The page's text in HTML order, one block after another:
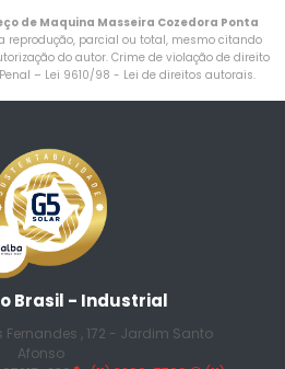
de Maquina Masseira Cozedora Ponta
reprodução, parcial ou total, mesmo citando
do autor. Crime de violação de direito
– Lei 9610/98 - Lei de direitos autorais.
Brasil - Industrial
Fernandes , 172 - Jardim Santo
Afonso